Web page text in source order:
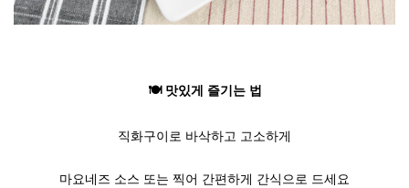
🍽️ 맛있게 즐기는 법
직화구이로 바삭하고 고소하게
마요네즈 소스 또는 찍어 간편하게 간식으로 드세요